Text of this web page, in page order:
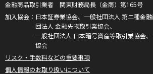
金融商品取引業者 関東財務局長（金商）第165号
日本証券業協会、一般社団法人 第二種金
団法人 金融先物取引業協会、
一般社団法人 日本暗号資産等取引業協会
協会
リスク・手数料などの重要事項
個人情報のお取り扱いについて